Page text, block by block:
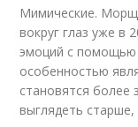
Мимические.
вокруг глаз уже в
эмоций с помощью
особенностью
становятся
выглядеть старше,